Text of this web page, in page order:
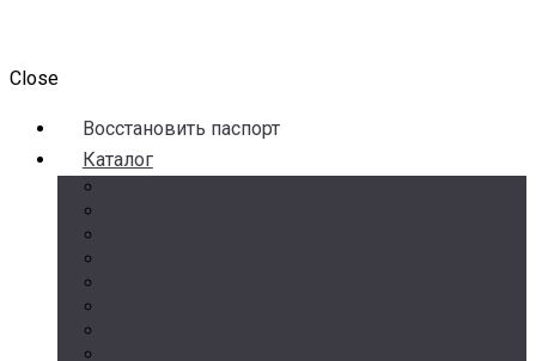
Close
Воccтановить паспорт
Каталог